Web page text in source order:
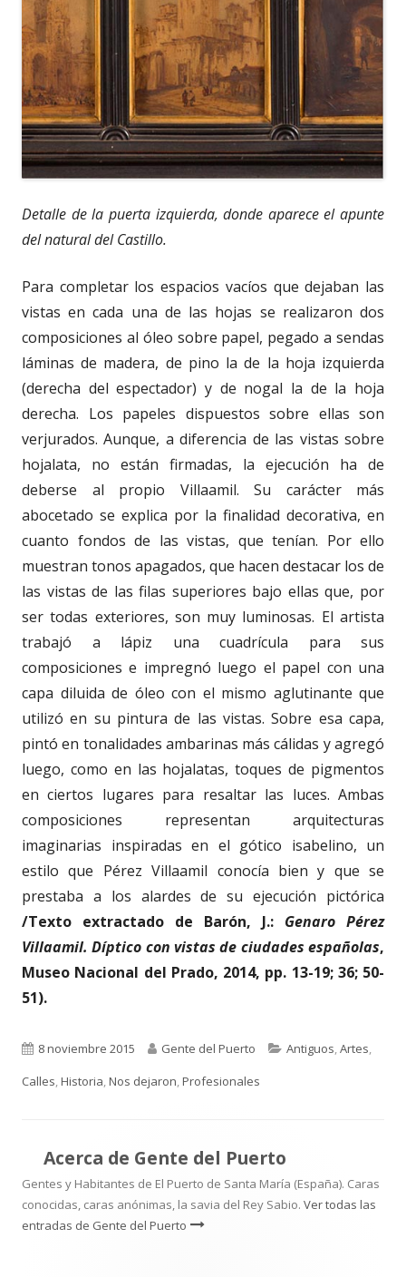
Detalle de la puerta izquierda, donde aparece el apunte
del natural del Castillo.
Para completar los espacios vacíos que dejaban las
vistas en cada una de las hojas se realizaron dos
composiciones al óleo sobre papel, pegado a sendas
láminas de madera, de pino la de la hoja izquierda
(derecha del espectador) y de nogal la de la hoja
derecha. Los papeles dispuestos sobre ellas son
verjurados. Aunque, a diferencia de las vistas sobre
hojalata, no están firmadas, la ejecución ha de
deberse al propio Villaamil. Su carácter más
abocetado se explica por la finalidad decorativa, en
cuanto fondos de las vistas, que tenían. Por ello
muestran tonos apagados, que hacen destacar los de
las vistas de las filas superiores bajo ellas que, por
ser todas exteriores, son muy luminosas. El artista
trabajó a lápiz una cuadrícula para sus
composiciones e impregnó luego el papel con una
capa diluida de óleo con el mismo aglutinante que
utilizó en su pintura de las vistas. Sobre esa capa,
pintó en tonalidades ambarinas más cálidas y agregó
luego, como en las hojalatas, toques de pigmentos
en ciertos lugares para resaltar las luces. Ambas
composiciones representan arquitecturas
imaginarias inspiradas en el gótico isabelino, un
estilo que Pérez Villaamil conocía bien y que se
prestaba a los alardes de su ejecución pictórica
/Texto extractado de Barón, J.: Genaro Pérez
Villaamil. Díptico con vistas de ciudades españolas,
Museo Nacional del Prado, 2014, pp. 13-19; 36; 50-
51).
Publicado
el
8 noviembre 2015 Autor
Gente del Puerto Categorías
Antiguos,Artes,
Calles,Historia,Nos dejaron,Profesionales
Acerca de Gente del Puerto
Gentes y Habitantes de El Puerto de Santa María (España). Caras
conocidas, caras anónimas, la savia del Rey Sabio. Ver todas las
entradas de Gente del Puerto